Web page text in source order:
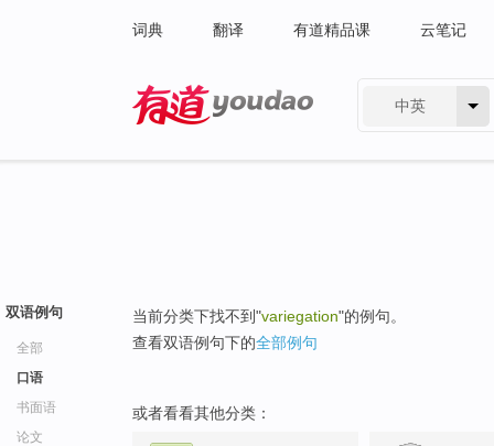
词典 翻译 有道精品课 云笔记
中英
双语例句
全部
口语
书面语
论文
当前分类下找不到"variegation"的例句。
查看双语例句下的全部例句
或者看看其他分类：